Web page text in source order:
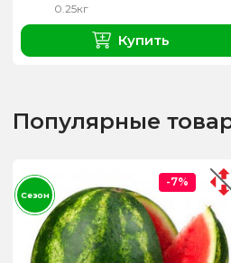
0.25кг
Купить
Популярные
-7%
Сезон